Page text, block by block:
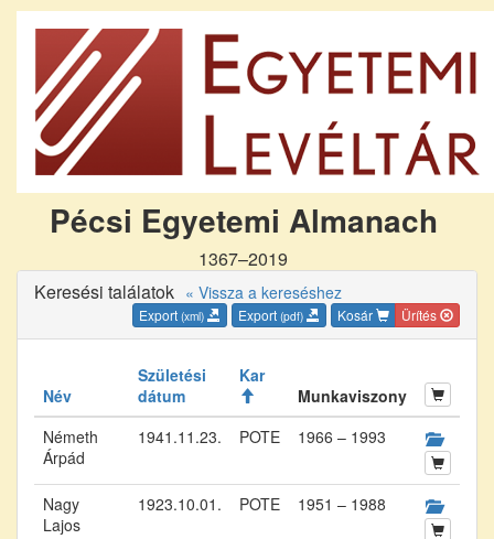
Pécsi Egyetemi Almanach
1367–2019
Keresési találatok « Vissza a kereséshez
Export (xml) Export (pdf) Kosár Ürítés
Név
Születési
dátum
Kar
Munkaviszony
Németh
Árpád
1941.11.23. POTE 1966 – 1993
Nagy
Lajos
1923.10.01. POTE 1951 – 1988